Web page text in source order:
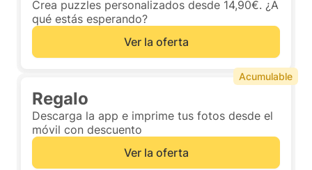
Crea puzzles personalizados desde 14,90€. ¿A
qué estás esperando?
Ver la oferta
Regalo
Descarga la app e imprime tus fotos desde el
móvil con descuento
Ver la oferta
Acumulable